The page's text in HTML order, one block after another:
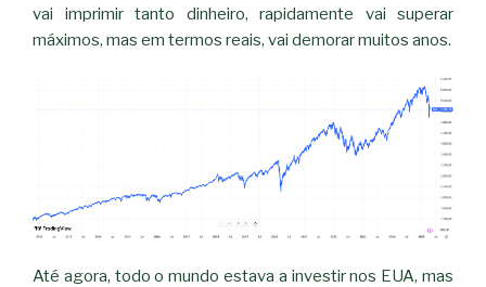
vai imprimir tanto dinheiro, rapidamente vai superar
máximos, mas em termos reais, vai demorar muitos anos.
Até agora, todo o mundo estava a investir nos EUA, mas